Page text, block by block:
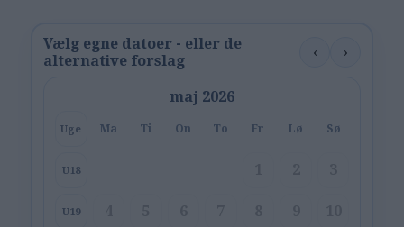
Vælg egne datoer - eller de
alternative forslag
‹ ›
maj 2026
Uge Ma Ti On To Fr Lø Sø
U18
U19